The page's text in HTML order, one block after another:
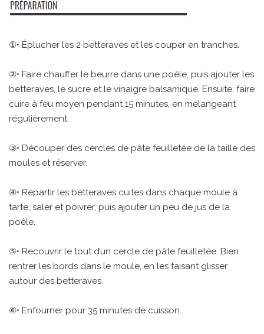
①• Éplucher les 2 betteraves et les couper en tranches.
②• Faire chauffer le beurre dans une poêle, puis ajouter les
betteraves, le sucre et le vinaigre balsamique. Ensuite, faire
cuire à feu moyen pendant 15 minutes, en mélangeant
régulièrement.
③• Découper des cercles de pâte feuilletée de la taille des
moules et réserver.
④• Répartir les betteraves cuites dans chaque moule à
tarte, saler et poivrer, puis ajouter un peu de jus de la
poêle.
⑤• Recouvrir le tout d’un cercle de pâte feuilletée. Bien
rentrer les bords dans le moule, en les faisant glisser
autour des betteraves.
⑥• Enfourner pour 35 minutes de cuisson.